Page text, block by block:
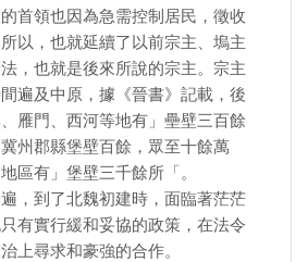
首領也因為急需控制居民，徵收
以，也就延續了以前宗主、塢主
，也就是後來所說的宗主。宗主
遍及中原，據《晉書》記載，後
雁門、西河等地有」壘壁三百餘
州郡縣堡壁百餘，眾至十餘萬
區有」堡壁三千餘所「。
，到了北魏初建時，面臨著茫茫
有實行緩和妥協的政策，在法令
上尋求和豪強的合作。